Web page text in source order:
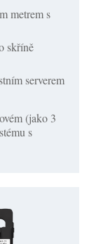
metrem s
skříně
serverem
(jako 3
s